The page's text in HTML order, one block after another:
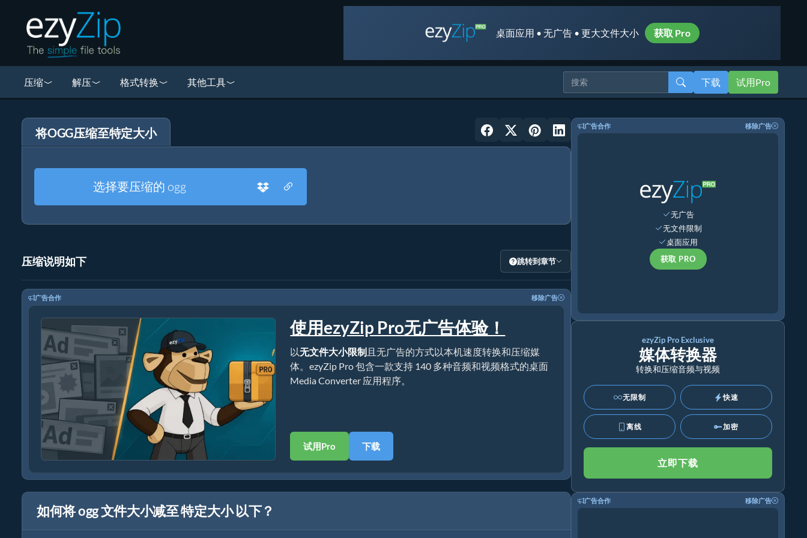
桌面应用 • 无广告 • 更大文件大小 获取 Pro
压缩 解压 格式转换 其他工具 下载 试用Pro
将OGG压缩至特定大小
选择要压缩的 ogg
压缩说明如下 跳转到章节
广告合作 移除广告
使用ezyZip Pro无广告体验！
以无文件大小限制且无广告的方式以本机速度转换和压缩媒
体。ezyZip Pro 包含一款支持 140 多种音频和视频格式的桌面
Media Converter 应用程序。
试用Pro 下载
如何将 ogg 文件大小减至 特定大小 以下？
广告合作 移除广告
无广告
无文件限制
桌面应用
获取 PRO
ezyZip Pro Exclusive
媒体转换器
转换和压缩音频与视频
无限制 快速
离线 加密
立即下载
广告合作 移除广告